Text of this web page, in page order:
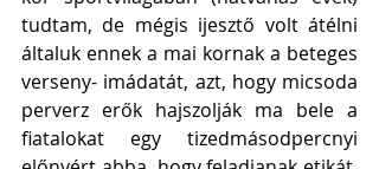
tudtam, de mégis ijesztő volt átélni
általuk ennek a mai kornak a beteges
verseny- imádatát, azt, hogy micsoda
perverz erők hajszolják ma bele a
fiatalokat egy tizedmásodpercnyi